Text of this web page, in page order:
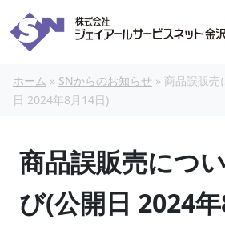
本文へスキップ
ホーム » SNからのお知らせ » 商品誤販売
日 2024年8月14日)
商品誤販売につ
び(公開日 2024